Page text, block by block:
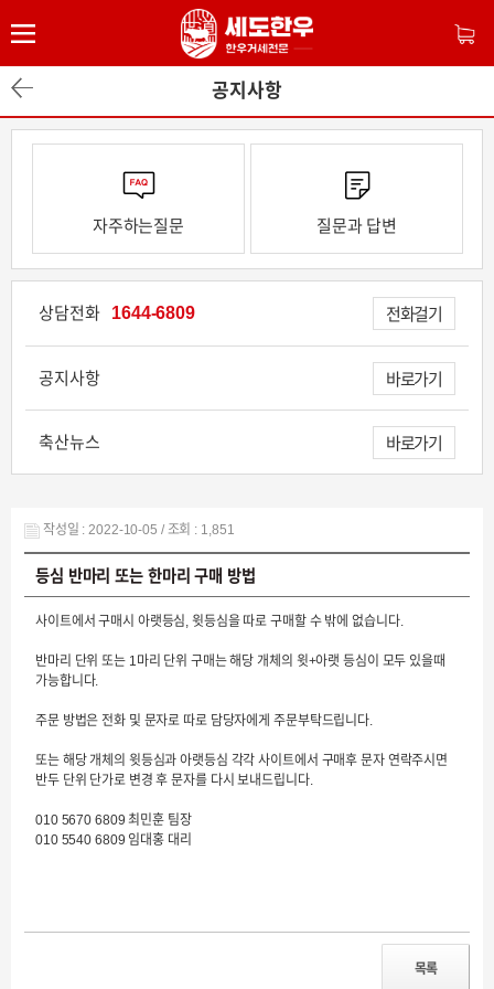
공지사항
자주하는질문 질문과 답변
상담전화 1644-6809 전화걸기
공지사항 바로가기
축산뉴스 바로가기
작성일 : 2022-10-05 / 조회 : 1,851
등심 반마리 또는 한마리 구매 방법
사이트에서 구매시 아랫등심, 윗등심을 따로 구매할 수 밖에 없습니다.
반마리 단위 또는 1마리 단위 구매는 해당 개체의 윗+아랫 등심이 모두 있을때
가능합니다.
주문 방법은 전화 및 문자로 따로 담당자에게 주문부탁드립니다.
또는 해당 개체의 윗등심과 아랫등심 각각 사이트에서 구매후 문자 연락주시면
반두 단위 단가로 변경 후 문자를 다시 보내드립니다.
010 5670 6809 최민훈 팀장
010 5540 6809 임대홍 대리
목록